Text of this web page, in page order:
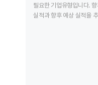
필요한 기업유형입니다.
실적과 향후 예상 실적을